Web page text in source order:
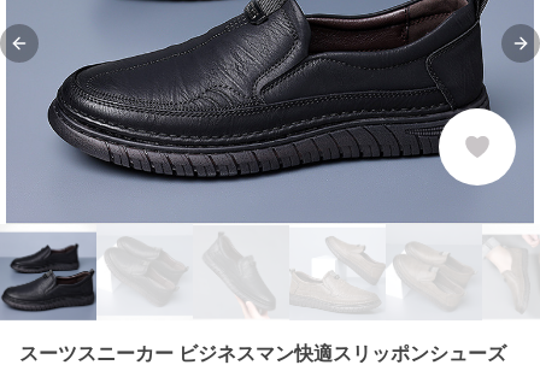
Previous slide
スーツスニーカー ビジネスマン快適スリッポンシューズ